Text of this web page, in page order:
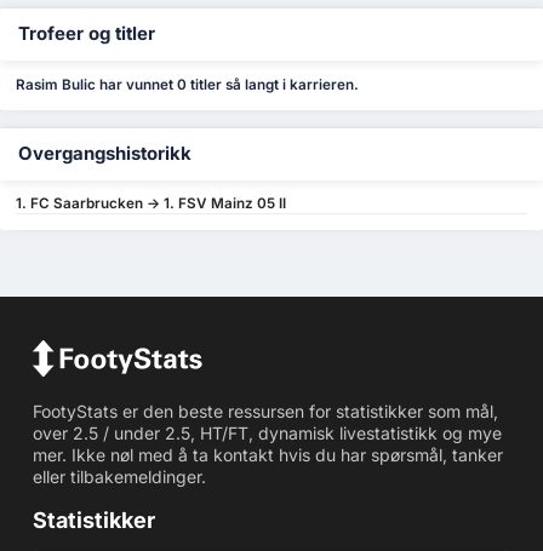
Trofeer og titler
Rasim Bulic har vunnet 0 titler så langt i karrieren.
Overgangshistorikk
1. FC Saarbrucken -> 1. FSV Mainz 05 II
FootyStats er den beste ressursen for statistikker som mål,
over 2.5 / under 2.5, HT/FT, dynamisk livestatistikk og mye
mer. Ikke nøl med å ta kontakt hvis du har spørsmål, tanker
eller tilbakemeldinger.
Statistikker